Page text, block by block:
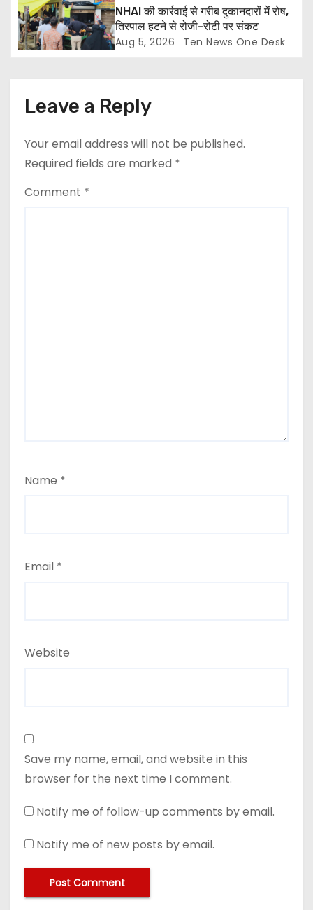
NHAI की कार्रवाई से गरीब दुकानदारों में रोष,
तिरपाल हटने से रोजी-रोटी पर संकट
Aug 5, 2026 Ten News One Desk
Leave a Reply
Your email address will not be published.
Required fields are marked *
Comment *
Name *
Email *
Website
Save my name, email, and website in this
browser for the next time I comment.
Notify me of follow-up comments by email.
Notify me of new posts by email.